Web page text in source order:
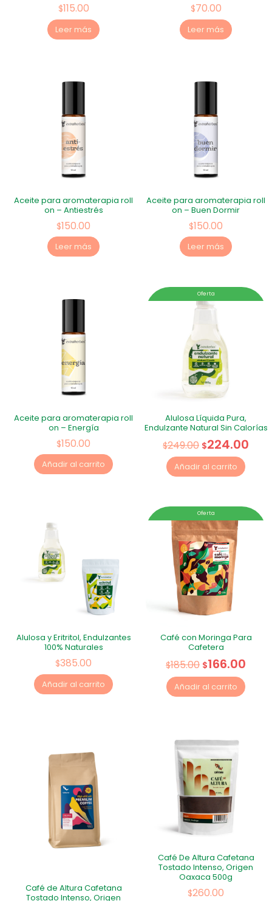
$115.00
Leer más
$70.00
Leer más
Aceite para aromaterapia roll
on – Antiestrés
$150.00
Leer más
Aceite para aromaterapia roll
on – Buen Dormir
$150.00
Leer más
Aceite para aromaterapia roll
on – Energía
$150.00
Añadir al carrito
Oferta
Alulosa Líquida Pura,
Endulzante Natural Sin Calorías
$249.00 $224.00
Añadir al carrito
Alulosa y Eritritol, Endulzantes
100% Naturales
$385.00
Añadir al carrito
Oferta
Café con Moringa Para
Cafetera
$185.00 $166.00
Añadir al carrito
Café de Altura Cafetana
Tostado Intenso, Origen
Café De Altura Cafetana
Tostado Intenso, Origen
Oaxaca 500g
$260.00